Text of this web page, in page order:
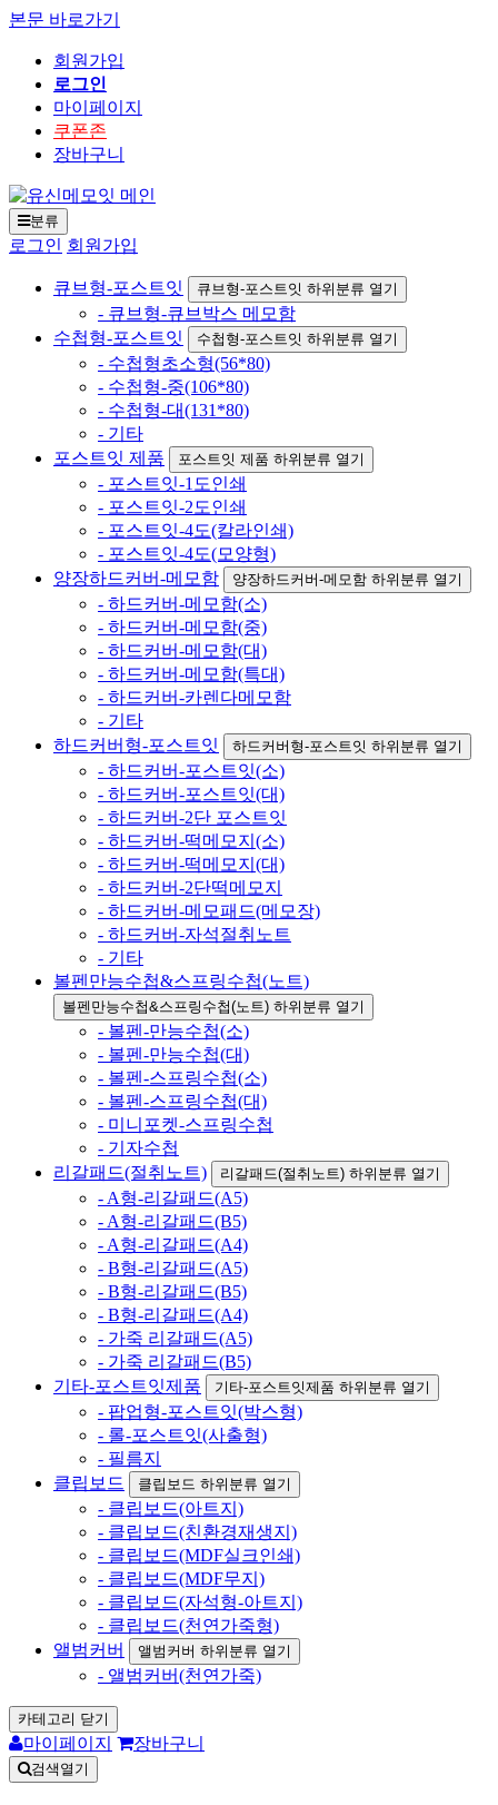
본문 바로가기
회원가입
로그인
마이페이지
쿠폰존
장바구니
분류
로그인 회원가입
큐브형-포스트잇 큐브형-포스트잇 하위분류 열기
- 큐브형-큐브박스 메모함
수첩형-포스트잇
수첩형-포스트잇 하위분류 열기
- 수첩형초소형(56*80)
- 수첩형-중(106*80)
- 수첩형-대(131*80)
- 기타
포스트잇 제품
포스트잇 제품 하위분류 열기
- 포스트잇-1도인쇄
- 포스트잇-2도인쇄
- 포스트잇-4도(칼라인쇄)
- 포스트잇-4도(모양형)
양장하드커버-메모함
양장하드커버-메모함 하위분류 열기
- 하드커버-메모함(소)
- 하드커버-메모함(중)
- 하드커버-메모함(대)
- 하드커버-메모함(특대)
- 하드커버-카렌다메모함
- 기타
하드커버형-포스트잇
하드커버형-포스트잇 하위분류 열기
- 하드커버-포스트잇(소)
- 하드커버-포스트잇(대)
- 하드커버-2단 포스트잇
- 하드커버-떡메모지(소)
- 하드커버-떡메모지(대)
- 하드커버-2단떡메모지
- 하드커버-메모패드(메모장)
- 하드커버-자석절취노트
- 기타
볼펜만능수첩&스프링수첩(노트)
볼펜만능수첩&스프링수첩(노트) 하위분류 열기
- 볼펜-만능수첩(소)
- 볼펜-만능수첩(대)
- 볼펜-스프링수첩(소)
- 볼펜-스프링수첩(대)
- 미니포켓-스프링수첩
- 기자수첩
리갈패드(절취노트)
리갈패드(절취노트) 하위분류 열기
- A형-리갈패드(A5)
- A형-리갈패드(B5)
- A형-리갈패드(A4)
- B형-리갈패드(A5)
- B형-리갈패드(B5)
- B형-리갈패드(A4)
- 가죽 리갈패드(A5)
- 가죽 리갈패드(B5)
기타-포스트잇제품
기타-포스트잇제품 하위분류 열기
- 팝업형-포스트잇(박스형)
- 롤-포스트잇(사출형)
- 필름지
클립보드
클립보드 하위분류 열기
- 클립보드(아트지)
- 클립보드(친환경재생지)
- 클립보드(MDF실크인쇄)
- 클립보드(MDF무지)
- 클립보드(자석형-아트지)
- 클립보드(천연가죽형)
앨범커버
앨범커버 하위분류 열기
- 앨범커버(천연가죽)
카테고리 닫기
마이페이지 장바구니
검색열기